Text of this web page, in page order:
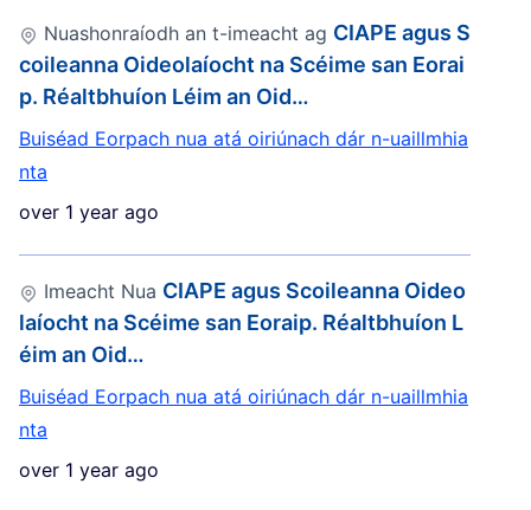
over 1 year ago
Nuashonraíodh an t-imeacht ag CIAPE agus S
coileanna Oideolaíocht na Scéime san Eorai
p. Réaltbhuíon Léim an Oid…
Buiséad Eorpach nua atá oiriúnach dár n-uaillmhia
nta
over 1 year ago
Imeacht Nua CIAPE agus Scoileanna Oideo
laíocht na Scéime san Eoraip. Réaltbhuíon L
éim an Oid…
Buiséad Eorpach nua atá oiriúnach dár n-uaillmhia
nta